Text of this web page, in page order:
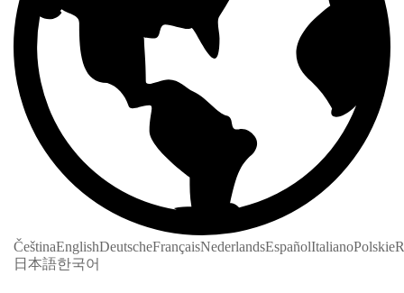
ČeštinaEnglishDeutscheFrançaisNederlandsEspañolItalianoPolskie
日本語한국어